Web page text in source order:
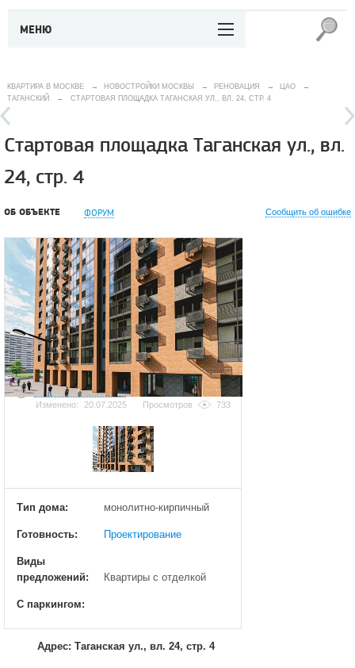
МЕНЮ
КВАРТИРА В МОСКВЕ → НОВОСТРОЙКИ МОСКВЫ → РЕНОВАЦИЯ → ЦАО
→
ТАГАНСКИЙ
→ СТАРТОВАЯ ПЛОЩАДКА ТАГАНСКАЯ УЛ., ВЛ. 24, СТР. 4
Стартовая площадка Таганская ул., вл.
24, стр. 4
ОБ ОБЪЕКТЕ ФОРУМ Сообщить об ошибке
Добавить фотографию
Изменено:
20.07.2025 Просмотров 733
Тип дома: монолитно-кирпичный
Готовность: Проектирование
Виды
предложений:
Квартиры с отделкой
С паркингом:
Адрес: Таганская ул., вл. 24, стр. 4